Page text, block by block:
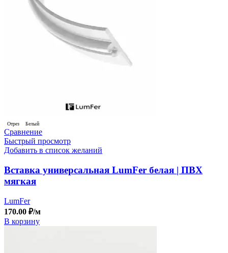
Отрез Белый
Сравнение
Быстрый просмотр
Добавить в список желаний
Вставка универсальная LumFer белая | ПВХ
мягкая
LumFer
170.00 ₽/м
В корзину